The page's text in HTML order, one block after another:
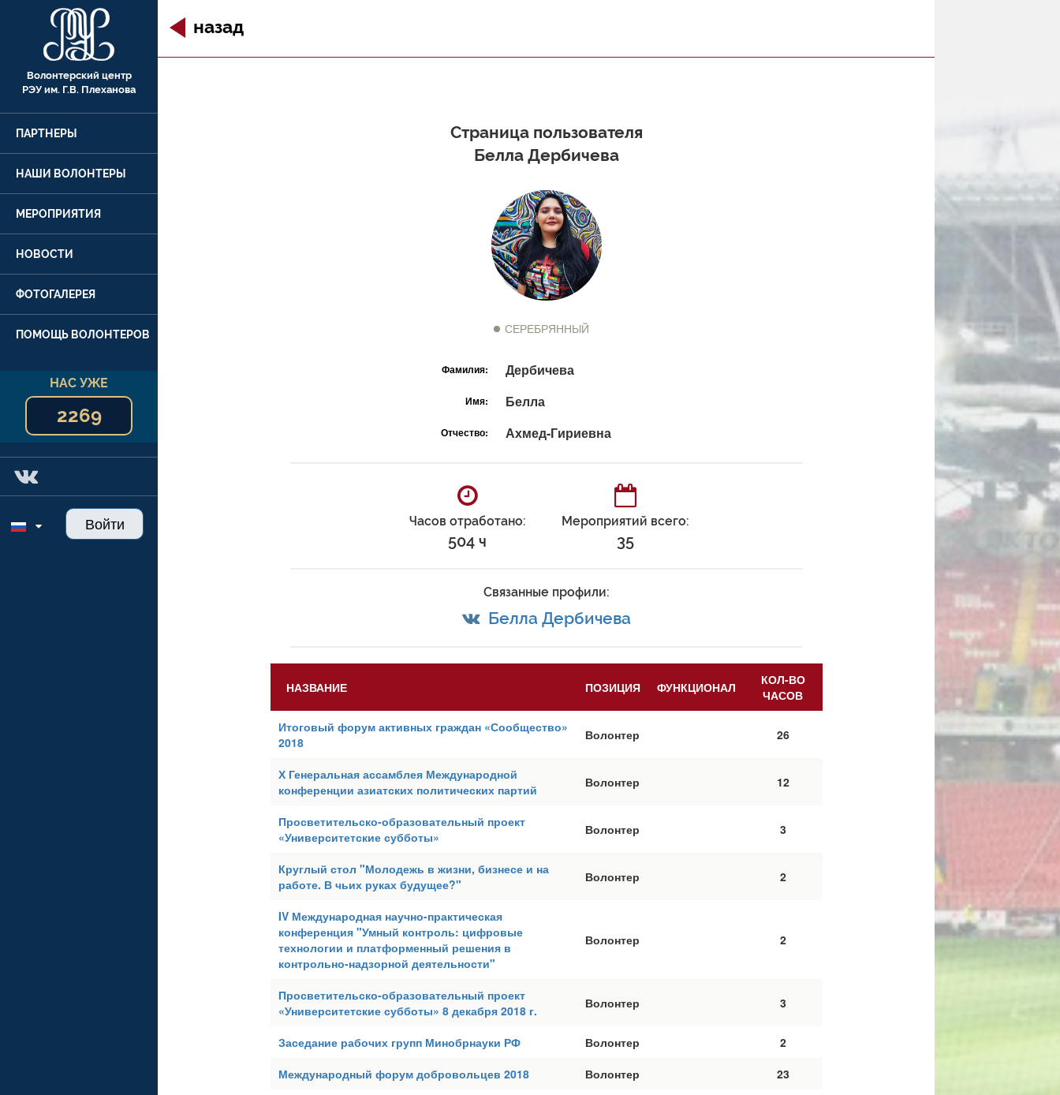
Волонтерский центр
РЭУ им. Г.В. Плеханова
ПАРТНЕРЫ
НАШИ ВОЛОНТЕРЫ
МЕРОПРИЯТИЯ
НОВОСТИ
ФОТОГАЛЕРЕЯ
ПОМОЩЬ ВОЛОНТЕРОВ
НАС УЖЕ
2269
Войти
назад
Страница пользователя
Белла Дербичева
СЕРЕБРЯННЫЙ
Фамилия: Дербичева
Имя: Белла
Отчество: Ахмед-Гириевна
Часов отработано:
504 ч
Мероприятий всего:
35
Связанные профили:
Белла Дербичева
НАЗВАНИЕ ПОЗИЦИЯ ФУНКЦИОНАЛ
КОЛ-ВО
ЧАСОВ
Итоговый форум активных граждан «Сообщество»
2018
Волонтер 26
Х Генеральная ассамблея Международной
конференции азиатских политических партий
Волонтер 12
Просветительско-образовательный проект
«Университетские субботы»
Волонтер 3
Круглый стол "Молодежь в жизни, бизнесе и на
работе. В чьих руках будущее?"
Волонтер 2
IV Международная научно-практическая
конференция "Умный контроль: цифровые
технологии и платформенный решения в
контрольно-надзорной деятельности"
Волонтер 2
Просветительско-образовательный проект
«Университетские субботы» 8 декабря 2018 г.
Волонтер 3
Заседание рабочих групп Минобрнауки РФ Волонтер
2
Международный форум добровольцев 2018
Волонтер
23